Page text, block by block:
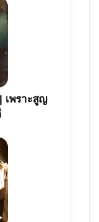
เพราะสูญ